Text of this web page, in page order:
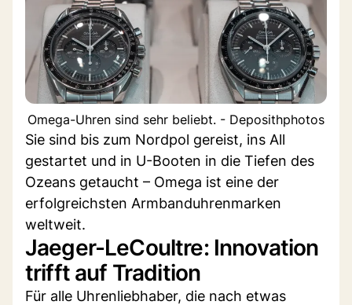
Omega-Uhren sind sehr beliebt. - Deposithphotos
Sie sind bis zum Nordpol gereist, ins All
gestartet und in U-Booten in die Tiefen des
Ozeans getaucht – Omega ist eine der
erfolgreichsten Armbanduhrenmarken
weltweit.
Jaeger-LeCoultre: Innovation
trifft auf Tradition
Für alle Uhrenliebhaber, die nach etwas